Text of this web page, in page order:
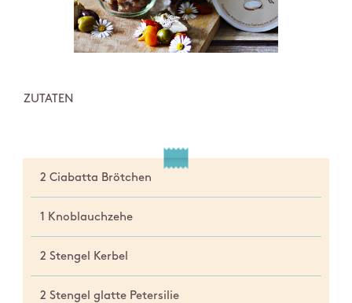
ZUTATEN
2 Ciabatta Brötchen
1 Knoblauchzehe
2 Stengel Kerbel
2 Stengel glatte Petersilie